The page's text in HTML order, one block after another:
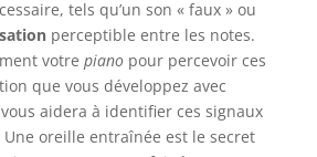
tels qu’un son « faux » ou
perceptible entre les notes.
votre pianopour percevoir ces
que vous développez avec
aidera à identifier ces signaux
oreille entraînée est le secret